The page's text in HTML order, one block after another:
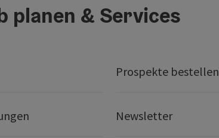
planen & Services
Prospekte bestellen
Newsletter